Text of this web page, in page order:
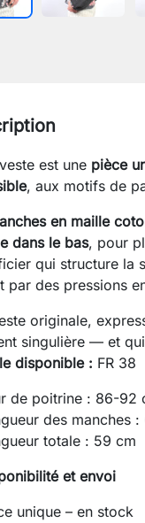
est une pièce
, aux motifs de
en maille
dans le bas, pour
qui structure la
par des pressions
originale,
singulière — et
disponible : FR 38
de poitrine : 86-92
des manches :
totale : 59 cm
et envoi
unique – en stock